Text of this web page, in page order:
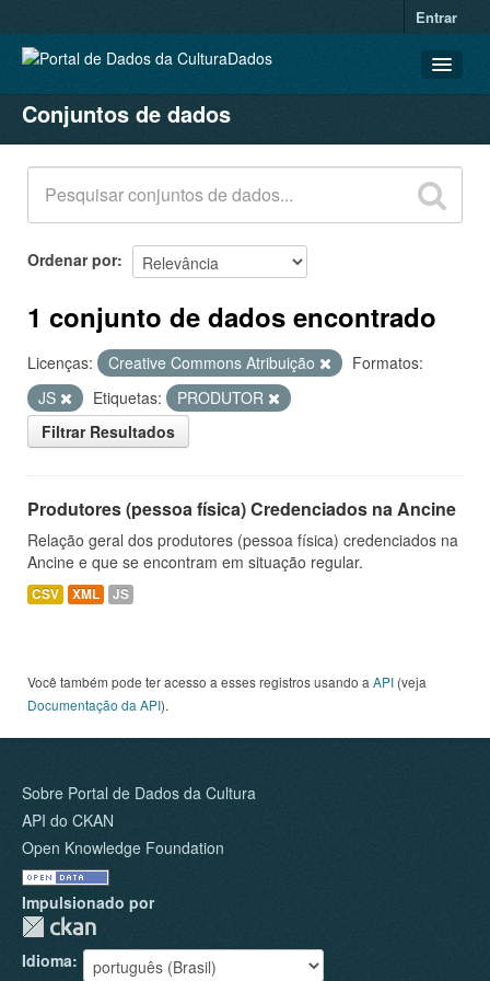
Entrar
CONJUNTOS DE DADOS
ORGANIZAÇÕES
GRUPOS
SOBRE
Conjuntos de dados
Ordenar por
1 conjunto de dados encontrado
Licenças: Creative Commons Atribuição
Formatos:
JS
Etiquetas:
PRODUTOR
Filtrar Resultados
Produtores (pessoa física) Credenciados na Ancine
Relação geral dos produtores (pessoa física) credenciados na
Ancine e que se encontram em situação regular.
CSV XML JS
Você também pode ter acesso a esses registros usando a API (veja
Documentação da API).
Sobre Portal de Dados da Cultura
API do CKAN
Open Knowledge Foundation
Impulsionado por
Idioma